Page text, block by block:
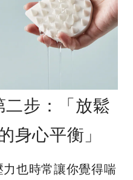
二步：「放鬆
身心平衡」
也時常讓你覺得喘